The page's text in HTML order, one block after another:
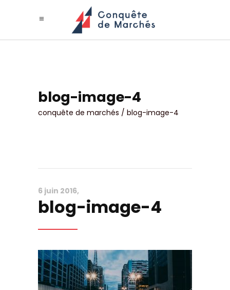
blog-image-4
conquête de marchés / blog-image-4
6 juin 2016
blog-image-4